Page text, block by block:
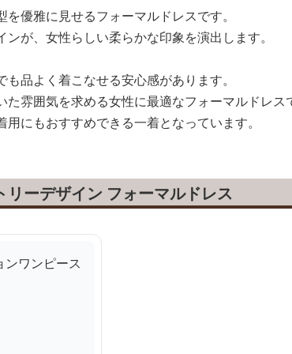
優雅に見せるフォーマルドレスです。
が、女性らしい柔らかな印象を演出します。
品よく着こなせる安心感があります。
雰囲気を求める女性に最適なフォーマルドレス
にもおすすめできる一着となっています。
ーデザイン フォーマルドレス